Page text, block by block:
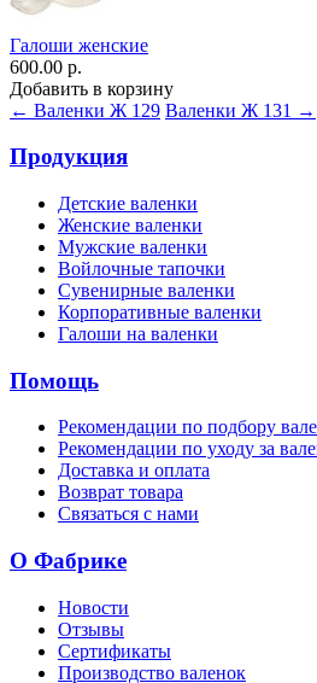
Галоши женские
600.00 р.
Добавить в корзину
← Валенки Ж 129 Валенки Ж 131 →
Продукция
Детские валенки
Женские валенки
Мужские валенки
Войлочные тапочки
Сувенирные валенки
Корпоративные валенки
Галоши на валенки
Помощь
Рекомендации по подбору
Рекомендации по уходу за
Доставка и оплата
Возврат товара
Связаться с нами
О Фабрике
Новости
Отзывы
Сертификаты
Производство валенок